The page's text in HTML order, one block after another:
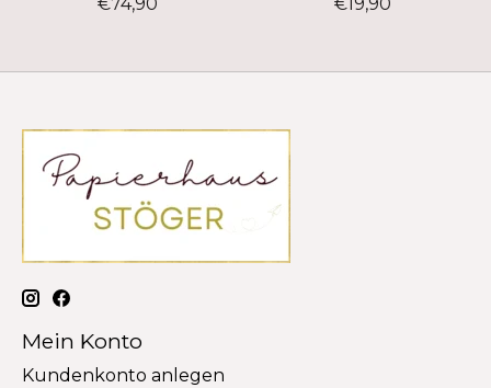
€74,90
€19,90
Mein Konto
Kundenkonto anlegen